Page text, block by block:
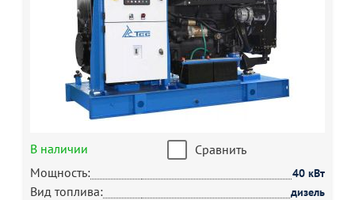
В наличии
Сравнить
Мощность:
40 кВт
Вид топлива: дизель